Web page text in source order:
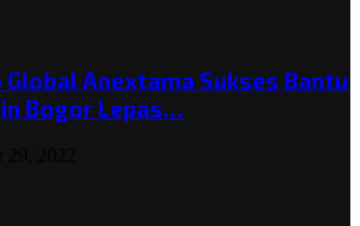
Global Anextama Sukses Bantu
Bogor Lepas…